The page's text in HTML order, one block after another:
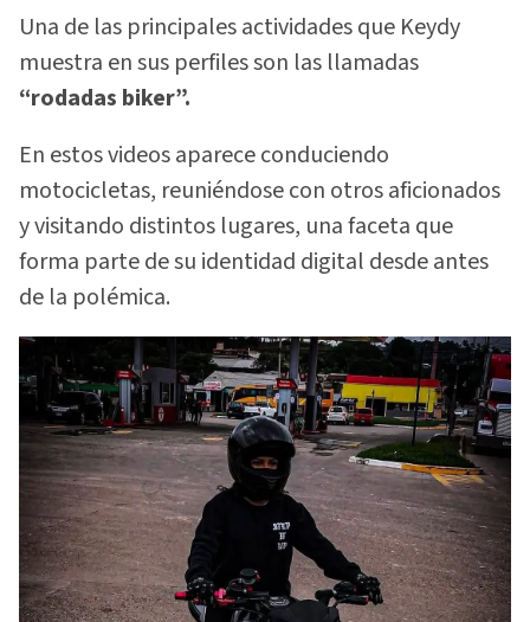
Una de las principales actividades que Keydy
muestra en sus perfiles son las llamadas
“rodadas biker”.
En estos videos aparece conduciendo
motocicletas, reuniéndose con otros aficionados
y visitando distintos lugares, una faceta que
forma parte de su identidad digital desde antes
de la polémica.